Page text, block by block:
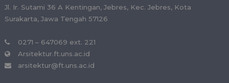
Jl. Ir. Sutami 36 A Kentingan, Jebres, Kec. Jebres, Kota
Surakarta, Jawa Tengah 57126
0271 – 647069 ext. 221
Arsitektur.ft.uns.ac.id
arsitektur@ft.uns.ac.id